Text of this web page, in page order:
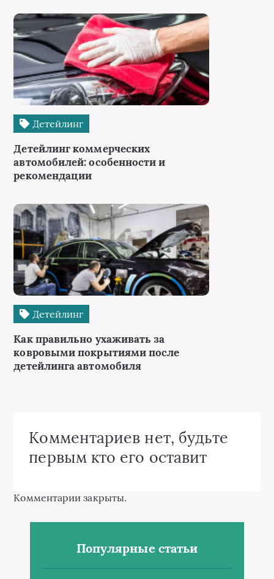
Детейлинг
Детейлинг коммерческих
автомобилей: особенности и
рекомендации
Детейлинг
Как правильно ухаживать за
ковровыми покрытиями после
детейлинга автомобиля
Комментариев нет, будьте
первым кто его оставит
Комментарии закрыты.
Популярные статьи